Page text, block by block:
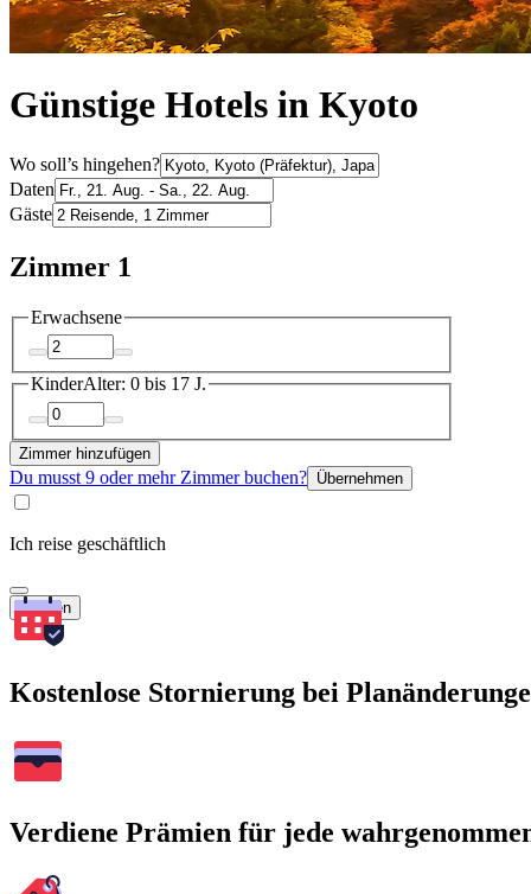
Günstige Hotels in Kyoto
Wo soll’s hingehen?
Daten
Gäste
Zimmer 1
Erwachsene
KinderAlter: 0 bis 17 J.
Zimmer hinzufügen
Du musst 9 oder mehr Zimmer buchen? Übernehmen
Ich reise geschäftlich
Suchen
Kostenlose Stornierung bei
Verdiene Prämien für jede